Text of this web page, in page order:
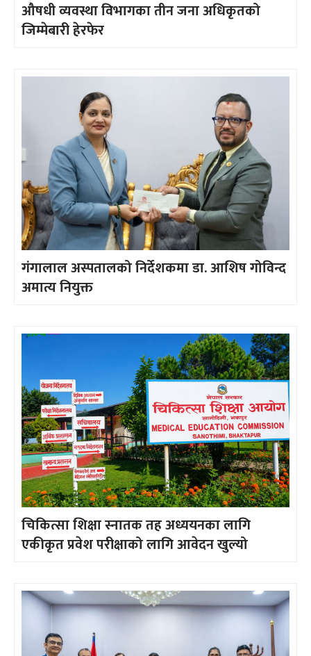
औषधी व्यवस्था विभागका तीन जना अधिकृतको
जिम्मेबारी हेरफेर
गंगालाल अस्पतालको निर्देशकमा डा. आशिष गोविन्द
अमात्य नियुक्त
चिकित्सा शिक्षा स्नातक तह अध्ययनका लागि
एकीकृत प्रवेश परीक्षाको लागि आवेदन खुल्यो